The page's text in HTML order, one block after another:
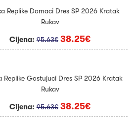
Replike Domaci Dres SP 2026 Kratak
Rukav
Cijena:95.63€ 38.25€
Replike Gostujuci Dres SP 2026 Kratak
Rukav
Cijena:95.63€ 38.25€